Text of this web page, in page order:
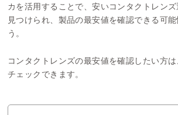
カを活用することで、安いコンタクトレン
見つけられ、製品の最安値を確認できる可能
う。
コンタクトレンズの最安値を確認したい方
チェックできます。